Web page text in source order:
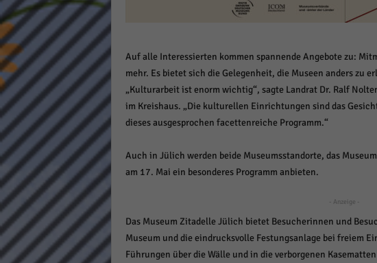
Auf alle Interessierten kommen spannende Angebote zu:
mehr. Es bietet sich die Gelegenheit, die Museen anders zu
„Kulturarbeit ist enorm wichtig“, sagte Landrat Dr. Ralf
im Kreishaus. „Die kulturellen Einrichtungen sind das
dieses ausgesprochen facettenreiche Programm.“
Auch in Jülich werden beide Museumsstandorte, das
am 17. Mai ein besonderes Programm anbieten.
- Anzeige -
Das Museum Zitadelle Jülich bietet Besucherinnen und
Museum und die eindrucksvolle Festungsanlage bei freiem
Führungen über die Wälle und in die verborgenen
Essenziell (1)
Essenzielle Cookies
Funktion der Website
Statistiken (1)
Statistik Cookies
Marketing-Cookies
Werbung anzuzeigen.